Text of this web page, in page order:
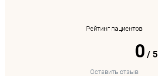
Рейтинг пациентов
0 /5
Оставить отзыв